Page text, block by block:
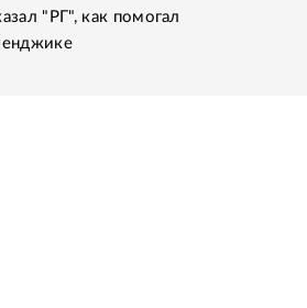
"РГ", как помогал